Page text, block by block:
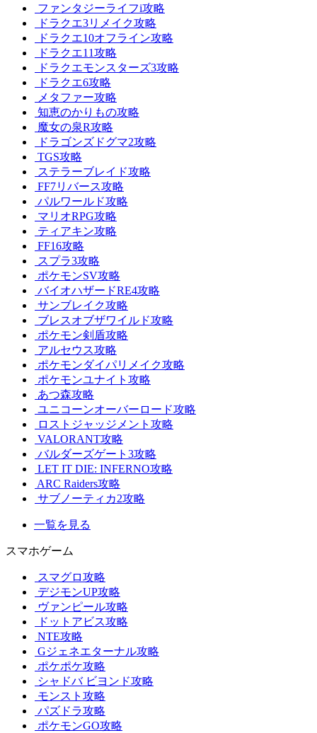
ファンタジーライフi攻略
ドラクエ3リメイク攻略
ドラクエ10オフライン攻略
ドラクエ11攻略
ドラクエモンスターズ3攻略
ドラクエ6攻略
メタファー攻略
知恵のかりもの攻略
魔女の泉R攻略
ドラゴンズドグマ2攻略
TGS攻略
ステラーブレイド攻略
FF7リバース攻略
パルワールド攻略
マリオRPG攻略
ティアキン攻略
FF16攻略
スプラ3攻略
ポケモンSV攻略
バイオハザードRE4攻略
サンブレイク攻略
ブレスオブザワイルド攻略
ポケモン剣盾攻略
アルセウス攻略
ポケモンダイパリメイク攻略
ポケモンユナイト攻略
あつ森攻略
ユニコーンオーバーロード攻略
ロストジャッジメント攻略
VALORANT攻略
バルダーズゲート3攻略
LET IT DIE: INFERNO攻略
ARC Raiders攻略
サブノーティカ2攻略
一覧を見る
スマホゲーム
スマグロ攻略
デジモンUP攻略
ヴァンピール攻略
ドットアビス攻略
NTE攻略
Gジェネエターナル攻略
ポケポケ攻略
シャドバ ビヨンド攻略
モンスト攻略
パズドラ攻略
ポケモンGO攻略